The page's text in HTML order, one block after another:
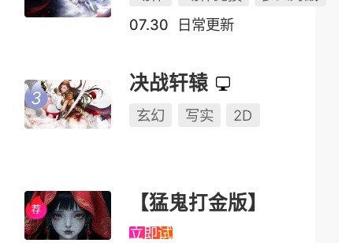
07.30
日常更新
决战轩辕
玄幻 写实 2D
【猛鬼打金版】
立即试玩